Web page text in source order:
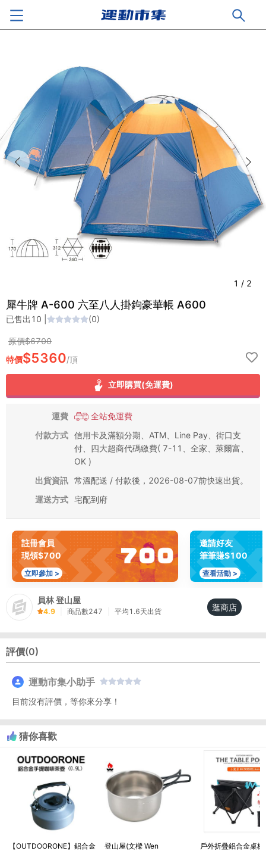
1 / 2
犀牛牌 A-600 六至八人掛鉤豪華帳 A600
已售出 10 (0)
原價$6700
特價$5360/頂
立即購買(免運費)
運費
全站免運費
付款方式 信用卡及滿額分期、ATM、Line Pay、街口支
付、四大超商代碼繳費( 7-11、全家、萊爾富、
OK )
出貨資訊 常溫配送 / 付款後，2026-08-07前快速出貨。
運送方式 宅配到府
註冊會員
現領$700
立即參加 >
邀請好友
筆筆賺$100
查看活動 >
員林 登山屋
4.9 商品數247 平均 1.6天出貨 逛商店
評價(0)
運動市集小助手
目前沒有評價，等你來分享！
猜你喜歡
【OUTDOORONE】鋁合金
登山屋(文樑 Wen
戶外折疊鋁合金桌